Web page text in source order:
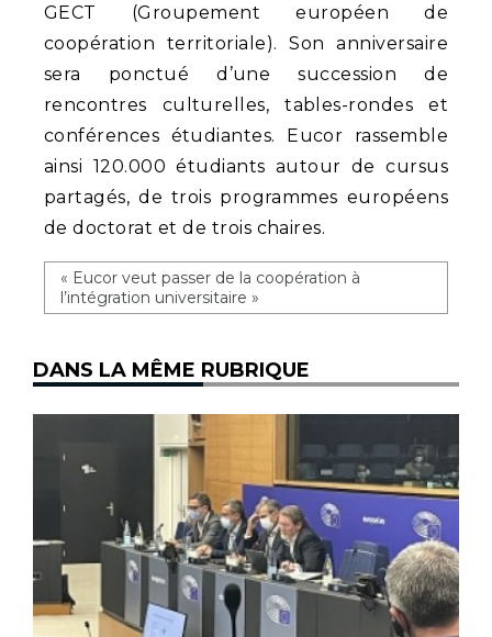
GECT (Groupement européen de
coopération territoriale). Son anniversaire
sera ponctué d’une succession de
rencontres culturelles, tables-rondes et
conférences étudiantes. Eucor rassemble
ainsi 120.000 étudiants autour de cursus
partagés, de trois programmes européens
de doctorat et de trois chaires.
« Eucor veut passer de la coopération à
l’intégration universitaire »
DANS LA MÊME RUBRIQUE